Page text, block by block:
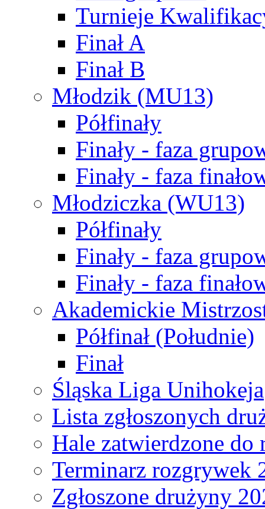
Turnieje
Finał A
Finał B
Młodzik (MU13)
Półfinały
Finały - faza
Finały - faza
Młodziczka (WU13)
Półfinały
Finały - faza
Finały - faza
Akademickie
Półfinał (Południe)
Finał
Śląska Liga Unihokeja
Lista zgłoszonych
Hale zatwierdzone do
Terminarz rozgrywek
Zgłoszone drużyny